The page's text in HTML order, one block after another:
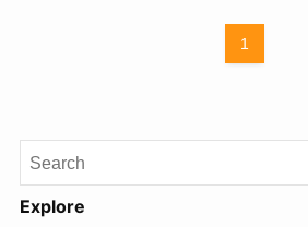
1
Explore